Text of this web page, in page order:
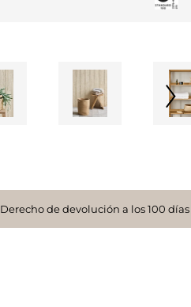
Derecho de devolución a los 100 días